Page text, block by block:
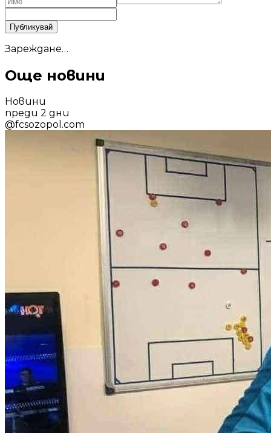
Публикувай
Зареждане…
Още новини
Новини
преди 2 дни
@fcsozopol.com